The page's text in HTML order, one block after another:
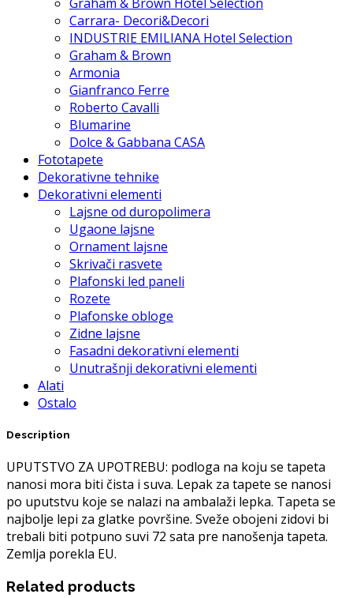
Carrara- Decori&Decori
INDUSTRIE EMILIANA Hotel Selection
Graham & Brown
Armonia
Gianfranco Ferre
Roberto Cavalli
Blumarine
Dolce & Gabbana CASA
Fototapete
Dekorativne tehnike
Dekorativni elementi
Lajsne od duropolimera
Ugaone lajsne
Ornament lajsne
Skrivači rasvete
Plafonski led paneli
Rozete
Plafonske obloge
Zidne lajsne
Fasadni dekorativni elementi
Unutrašnji dekorativni elementi
Alati
Ostalo
Description
UPUTSTVO ZA UPOTREBU: podloga na koju se tapeta
nanosi mora biti čista i suva. Lepak za tapete se nanosi
po uputstvu koje se nalazi na ambalaži lepka. Tapeta se
najbolje lepi za glatke površine. Sveže obojeni zidovi bi
trebali biti potpuno suvi 72 sata pre nanošenja tapeta.
Zemlja porekla EU.
Related products